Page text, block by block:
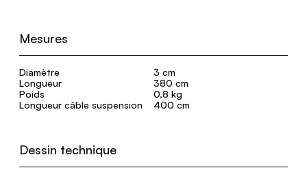
Mesures
Diamètre
3 cm
Longueur
380 cm
Poids
0,8 kg
Longueur câble suspension
400 cm
Dessin technique